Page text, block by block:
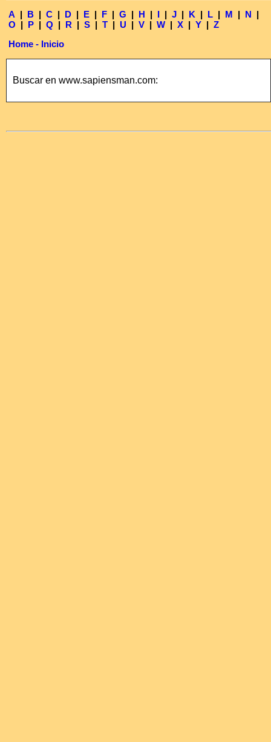
A | B | C | D | E | F | G | H | I | J | K | L | M | N |
O | P | Q | R | S | T | U | V | W | X | Y | Z
Home - Inicio
Buscar en www.sapiensman.com: